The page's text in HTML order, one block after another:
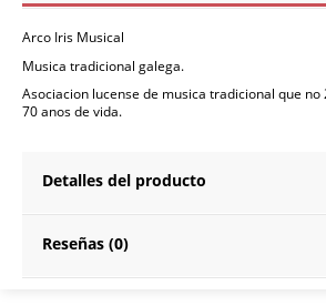
Arco Iris Musical
Musica tradicional galega.
Asociacion lucense de musica tradicional que no
70 anos de vida.
Detalles del producto
Reseñas (0)